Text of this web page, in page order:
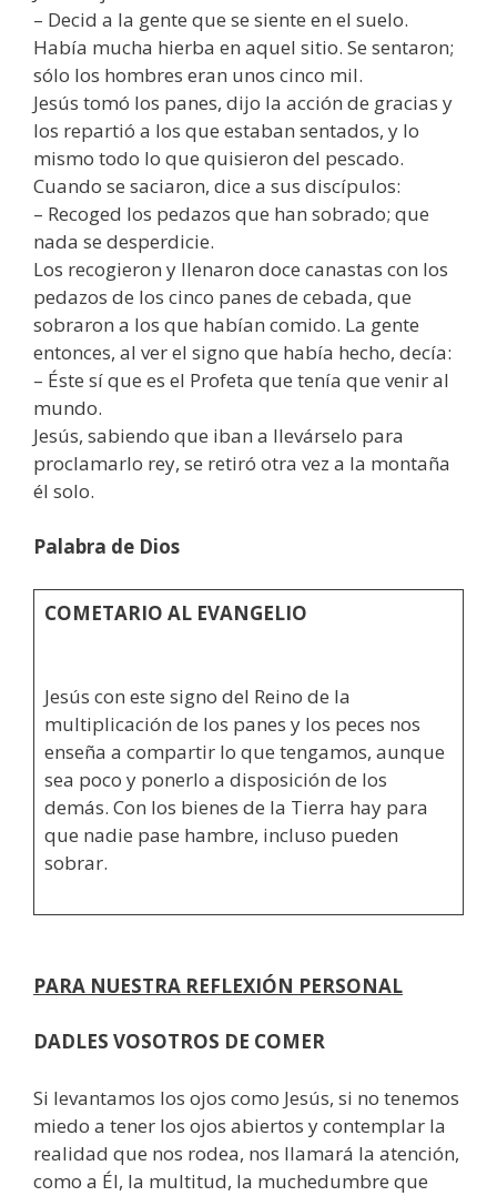
– Decid a la gente que se siente en el suelo.
Había mucha hierba en aquel sitio. Se sentaron;
sólo los hombres eran unos cinco mil.
Jesús tomó los panes, dijo la acción de gracias y
los repartió a los que estaban sentados, y lo
mismo todo lo que quisieron del pescado.
Cuando se saciaron, dice a sus discípulos:
– Recoged los pedazos que han sobrado; que
nada se desperdicie.
Los recogieron y llenaron doce canastas con los
pedazos de los cinco panes de cebada, que
sobraron a los que habían comido. La gente
entonces, al ver el signo que había hecho, decía:
– Éste sí que es el Profeta que tenía que venir al
mundo.
Jesús, sabiendo que iban a llevárselo para
proclamarlo rey, se retiró otra vez a la montaña
él solo.
Palabra de Dios
COMETARIO AL EVANGELIO
Jesús con este signo del Reino de la
multiplicación de los panes y los peces nos
enseña a compartir lo que tengamos, aunque
sea poco y ponerlo a disposición de los
demás. Con los bienes de la Tierra hay para
que nadie pase hambre, incluso pueden
sobrar.
PARA NUESTRA REFLEXIÓN PERSONAL
DADLES VOSOTROS DE COMER
Si levantamos los ojos como Jesús, si no tenemos
miedo a tener los ojos abiertos y contemplar la
realidad que nos rodea, nos llamará la atención,
como a Él, la multitud, la muchedumbre que